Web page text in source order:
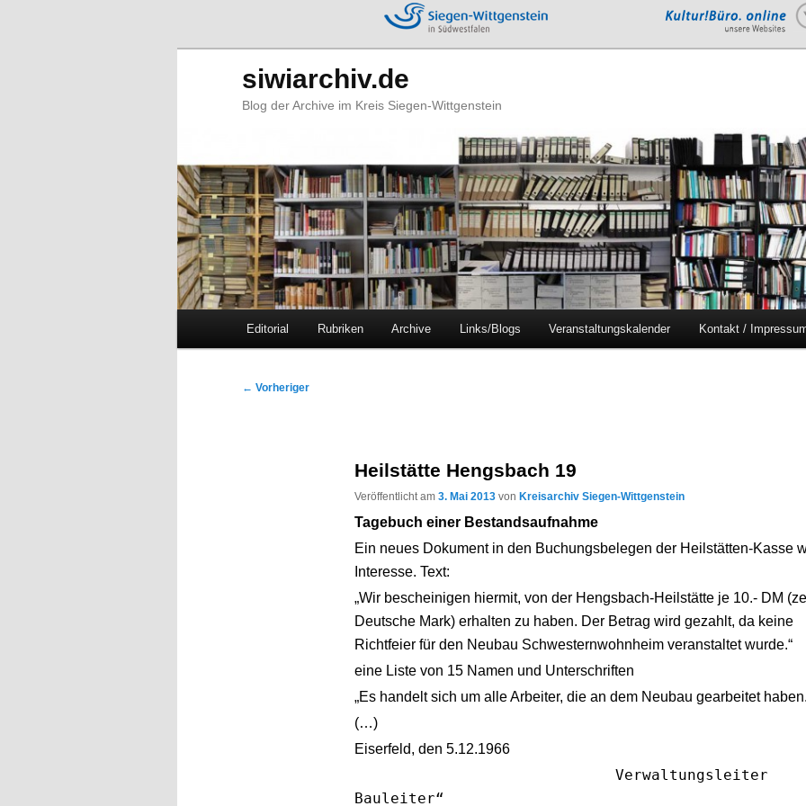
siwiarchiv.de
Blog der Archive im Kreis Siegen-Wittgenstein
Zum
Zum
Editorial Rubriken Archive Links/Blogs Veranstaltungskalender Kontakt /
Beitragsnavigation
← Vorheriger
Heilstätte Hengsbach 19
Veröffentlicht am3. Mai 2013 vonKreisarchiv Siegen-Wittgenstein
Tagebuch einer Bestandsaufnahme
Ein neues Dokument in den Buchungsbelegen der Heilstätten-Kasse
Interesse. Text:
„Wir bescheinigen hiermit, von der Hengsbach-Heilstätte je 10.- DM
Deutsche Mark) erhalten zu haben. Der Betrag wird gezahlt, da keine
Richtfeier für den Neubau Schwesternwohnheim veranstaltet wurde.“
eine Liste von 15 Namen und Unterschriften
„Es handelt sich um alle Arbeiter, die an dem Neubau gearbeitet haben.
(…)
Eiserfeld, den 5.12.1966
Verwaltungsleiter
Bauleiter“